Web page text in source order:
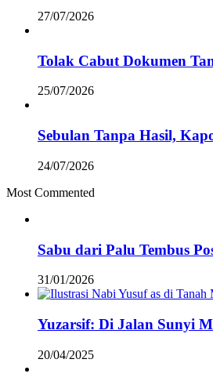
27/07/2026
Tolak Cabut Dokumen
25/07/2026
Sebulan Tanpa Hasil,
24/07/2026
Most Commented
Sabu dari Palu Tembus
31/01/2026
Yuzarsif: Di Jalan Sunyi
20/04/2025